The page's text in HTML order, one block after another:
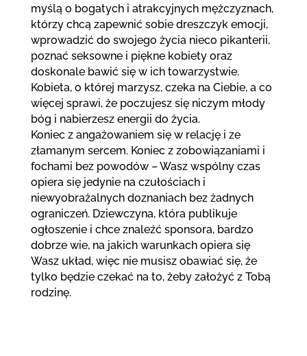
myślą o bogatych i atrakcyjnych mężczyznach,
którzy chcą zapewnić sobie dreszczyk emocji,
wprowadzić do swojego życia nieco pikanterii,
poznać seksowne i piękne kobiety oraz
doskonale bawić się w ich towarzystwie.
Kobieta, o której marzysz, czeka na Ciebie, a co
więcej sprawi, że poczujesz się niczym młody
bóg i nabierzesz energii do życia.
Koniec z angażowaniem się w relację i ze
złamanym sercem. Koniec z zobowiązaniami i
fochami bez powodów – Wasz wspólny czas
opiera się jedynie na czułościach i
niewyobrażalnych doznaniach bez żadnych
ograniczeń. Dziewczyna, która publikuje
ogłoszenie i chce znaleźć sponsora, bardzo
dobrze wie, na jakich warunkach opiera się
Wasz układ, więc nie musisz obawiać się, że
tylko będzie czekać na to, żeby założyć z Tobą
rodzinę.